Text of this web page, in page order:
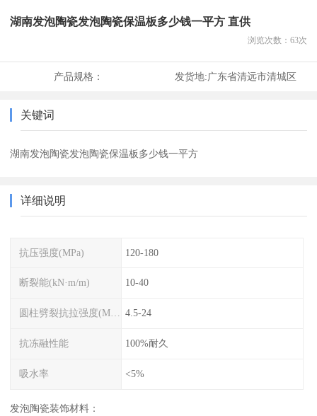
湖南发泡陶瓷发泡陶瓷保温板多少钱一平方 直供
浏览次数： 63次
产品规格： 发货地:广东省清远市清城区
关键词
湖南发泡陶瓷发泡陶瓷保温板多少钱一平方
详细说明
抗压强度(MPa) 120-180
断裂能(kN·m/m) 10-40
圆柱劈裂抗拉强度(MPa) 4.5-24
抗冻融性能 100%耐久
吸水率 <5%
发泡陶瓷装饰材料：